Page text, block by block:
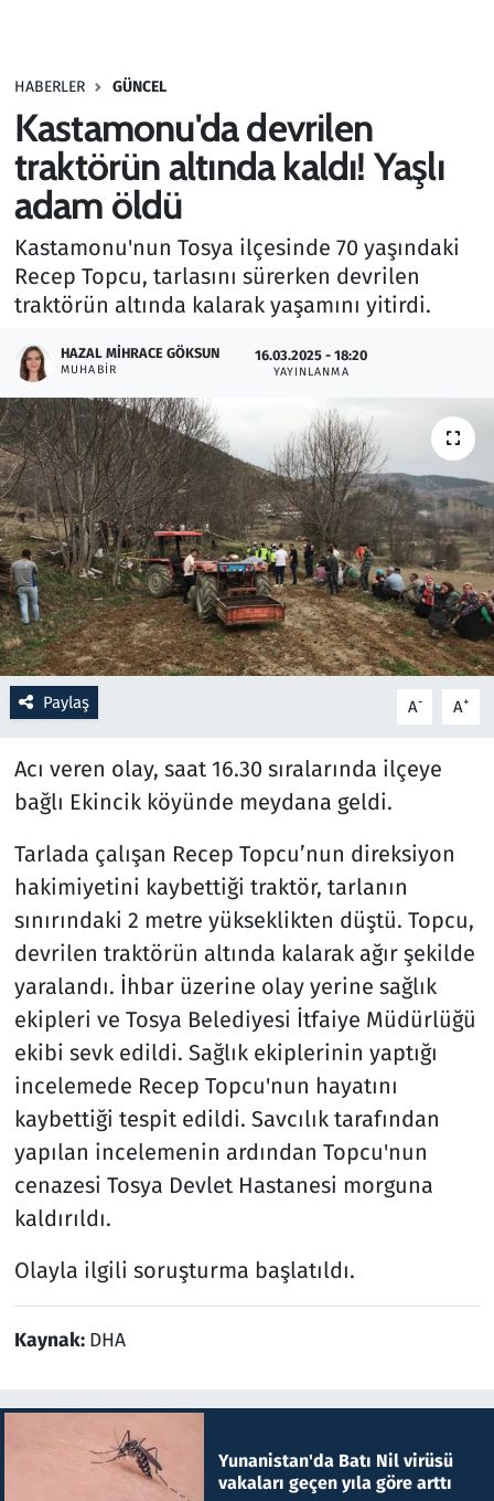
HABERLER GÜNCEL
Kastamonu'da devrilen
traktörün altında kaldı! Yaşlı
adam öldü
Kastamonu'nun Tosya ilçesinde 70 yaşındaki
Recep Topcu, tarlasını sürerken devrilen
traktörün altında kalarak yaşamını yitirdi.
HAZAL MIHRACE GÖKSUN
MUHABIR
16.03.2025 - 18:20
YAYINLANMA
Paylaş A- A+
Acı veren olay, saat 16.30 sıralarında ilçeye
bağlı Ekincik köyünde meydana geldi.
Tarlada çalışan Recep Topcu’nun direksiyon
hakimiyetini kaybettiği traktör, tarlanın
sınırındaki 2 metre yükseklikten düştü. Topcu,
devrilen traktörün altında kalarak ağır şekilde
yaralandı. İhbar üzerine olay yerine sağlık
ekipleri ve Tosya Belediyesi İtfaiye Müdürlüğü
ekibi sevk edildi. Sağlık ekiplerinin yaptığı
incelemede Recep Topcu'nun hayatını
kaybettiği tespit edildi. Savcılık tarafından
yapılan incelemenin ardından Topcu'nun
cenazesi Tosya Devlet Hastanesi morguna
kaldırıldı.
Olayla ilgili soruşturma başlatıldı.
Kaynak: DHA
Yunanistan'da Batı Nil virüsü
vakaları geçen yıla göre arttı
Haber
Kültür Sanat
Kurumsal Haberler
Lezzet Durağı
Memur ve Kamu
Otomobil
Oyun
Ramazan
Resmi İlanlar
Rüya Tabirleri
Sağlık
Savunma Sanayi
Seçim 2023
Teknoloji ve Bilim
Televizyon